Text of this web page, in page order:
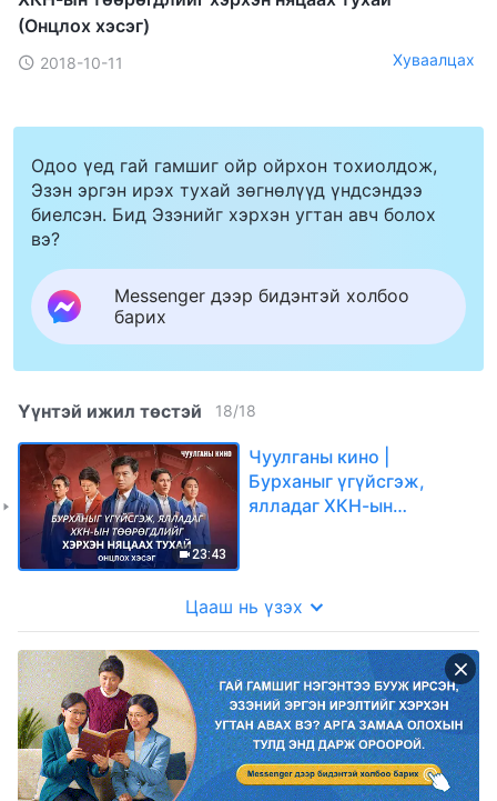
(Онцлох хэсэг)
2018-10-11 Хуваалцах
Одоо үед гай гамшиг ойр ойрхон тохиолдож,
Эзэн эргэн ирэх тухай зөгнөлүүд үндсэндээ
биелсэн. Бид Эзэнийг хэрхэн угтан авч болох
вэ?
Messenger дээр бидэнтэй холбоо
барих
Үүнтэй ижил төстэй 18/18
23:43
Чуулганы кино |
Бурханыг үгүйсгэж,
ялладаг ХКН-ын
Цааш нь үзэх